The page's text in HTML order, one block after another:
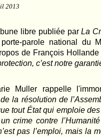
2013
libre publiée parLa
parole national du
de François
c’est notre
Muller rappelle
la résolution de
tout État qui emploie
crime contre
pas l’emploi, mais la